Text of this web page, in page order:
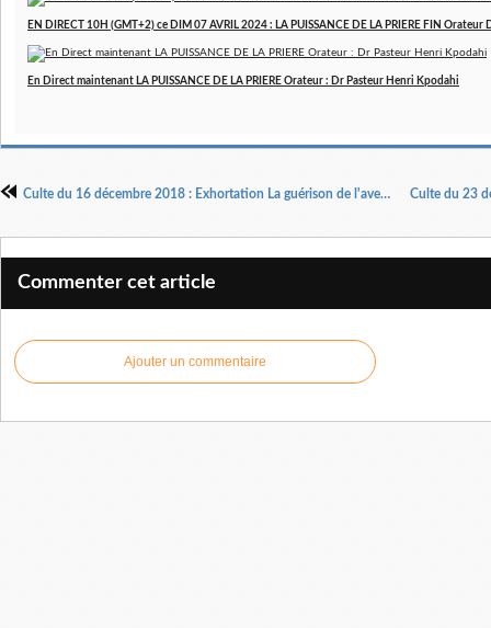
EN DIRECT 10H (GMT+2) ce DIM 07 AVRIL 2024 : LA PUISSANCE DE LA PRIERE FIN
En Direct maintenant LA PUISSANCE DE LA PRIERE Orateur : Dr Pasteur Henri Kpodahi
Culte du 16 décembre 2018 : Exhortation La guérison de l'aveugle né par Apôtre Henri Kpodahi
Commenter cet article
Ajouter un commentaire